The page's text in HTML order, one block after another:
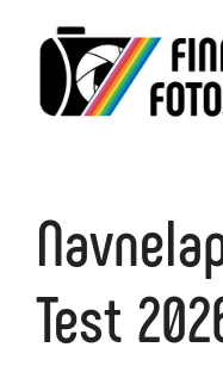
innhold
Test